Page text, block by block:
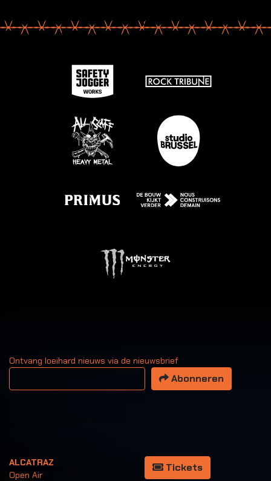
Ontvang loeihard nieuws via de nieuwsbrief
Uw email adres
Abonneren
ALCATRAZ
Open Air
Tickets